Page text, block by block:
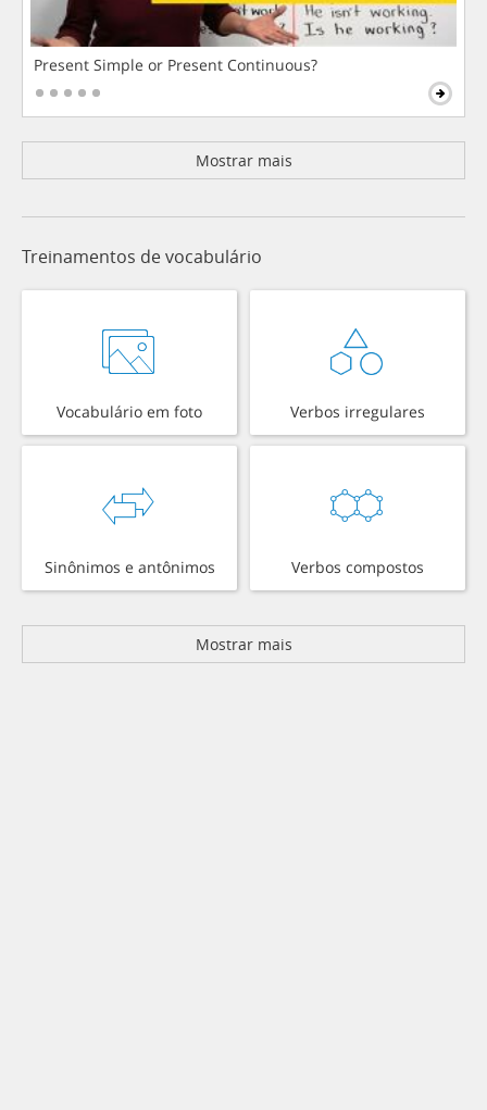
Present Simple or Present Continuous?
Mostrar mais
Treinamentos de vocabulário
Vocabulário em foto Verbos irregulares
Sinônimos e antônimos Verbos compostos
Mostrar mais